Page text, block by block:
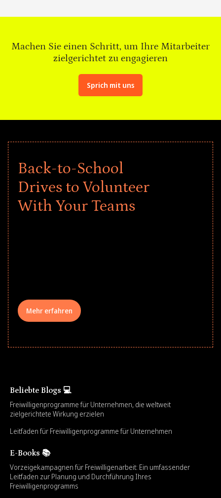
Machen Sie einen Schritt, um Ihre Mitarbeiter
zielgerichtet zu engagieren
Sprich mit uns
Back-to-School
Drives to Volunteer
With Your Teams
Mehr erfahren
Beliebte Blogs 💻
Freiwilligenprogramme für Unternehmen, die weltweit
zielgerichtete Wirkung erzielen
Leitfaden für Freiwilligenprogramme für Unternehmen
E-Books 📚
Vorzeigekampagnen für Freiwilligenarbeit: Ein umfassender
Leitfaden zur Planung und Durchführung Ihres
Freiwilligenprogramms